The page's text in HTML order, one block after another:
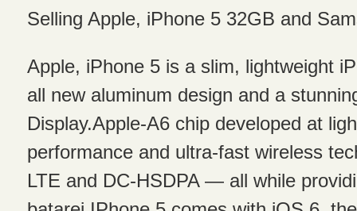
Selling Apple, iPhone 5 32GB and
Apple, iPhone 5 is a slim, lightweight
all new aluminum design and a
Display.Apple-A6 chip developed at
performance and ultra-fast wireless
LTE and DC-HSDPA — all while